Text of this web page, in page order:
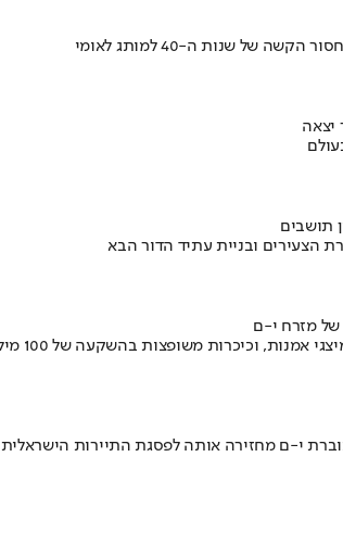
יצאה
הצעירים ובניית עתיד הדור הבא
של מזרח י-ם
י-ם מחזירה אותה לפסגת התיירות הישראלית